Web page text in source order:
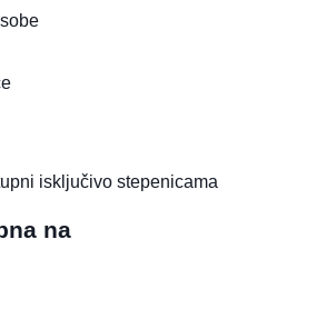
isključivo stepenicama
na